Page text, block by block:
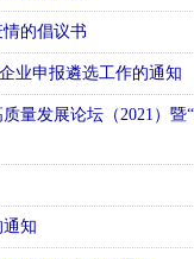
的倡议书
业申报遴选工作的通知
量发展论坛（2021）暨
知